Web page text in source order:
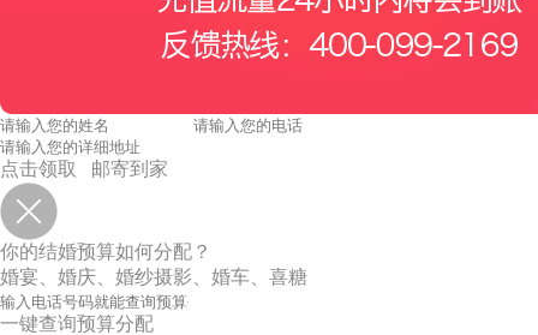
点击领取 邮寄到家
你的结婚预算如何分配？
婚宴、婚庆、婚纱摄影、婚车、喜糖
一键查询预算分配